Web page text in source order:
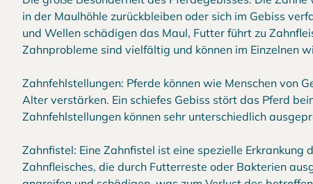
in der Maulhöhle zurückbleiben oder sich im Gebiss
und Wellen schädigen das Maul, Futter führt zu
Zahnprobleme sind vielfältig und können im Einzelnen
Zahnfehlstellungen: Pferde können wie Menschen von
Alter verstärken. Ein schiefes Gebiss stört das Pferd
Zahnfehlstellungen können sehr unterschiedlich
Zahnfistel: Eine Zahnfistel ist eine spezielle Erkrankung
Zahnfleisches, die durch Futterreste oder Bakterien